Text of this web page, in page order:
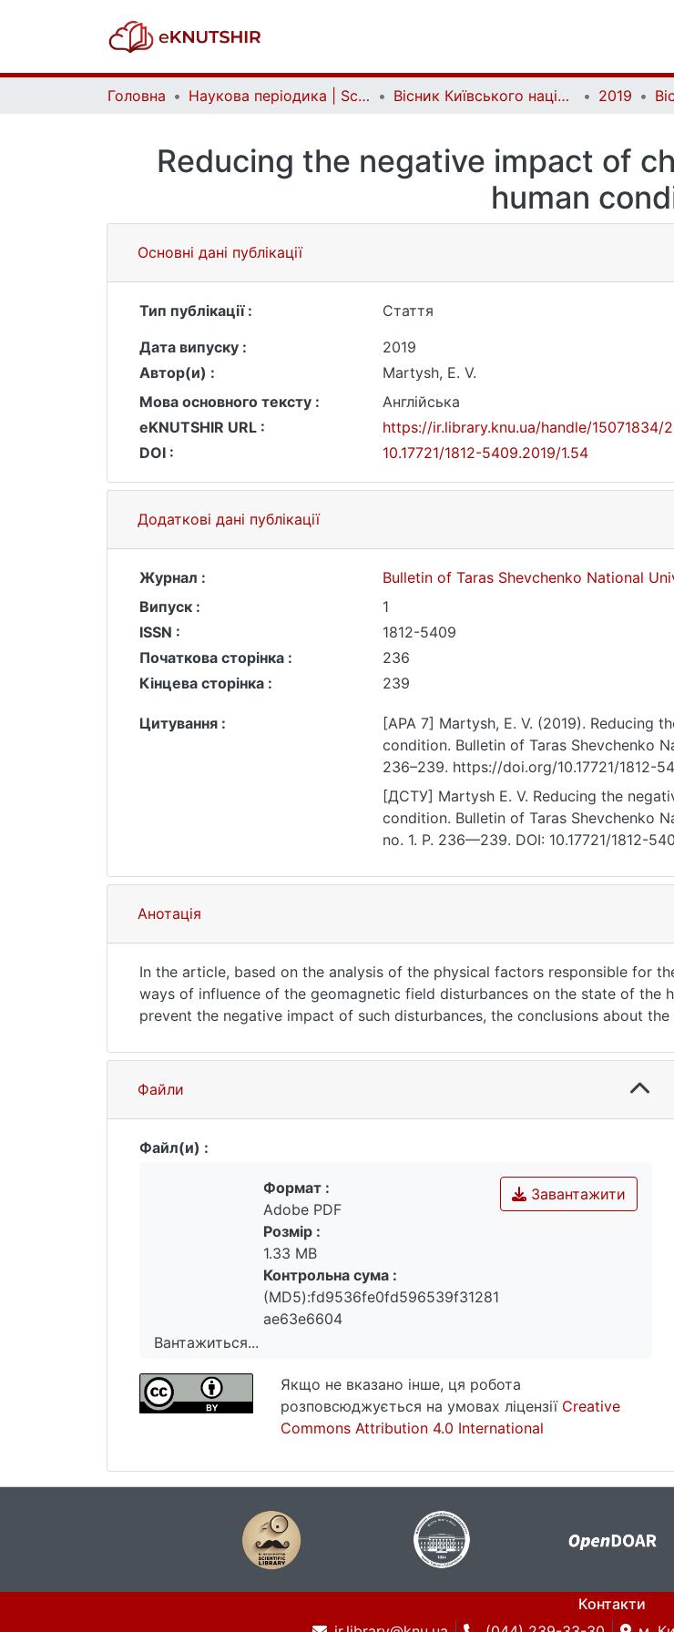
Головна Наукова періодика | Scientific periodicals Вісник Київського національного університету імені Тараса Шевченка. Фізико-математичні науки | Bulletin of Taras Shevchenko National University of Kyiv. Series: Physics and Mathematics 2019
Reducing the negative impact of
human
Основні дані публікації
Тип публікації :
Стаття
Дата випуску :
2019
Автор(и) :
Martysh, E. V.
Мова основного тексту :
Англійська
eKNUTSHIR URL :
https://ir.library.knu.ua/handle/15071834/
DOI :
10.17721/1812-5409.2019/1.54
Додаткові дані публікації
Журнал :
Bulletin of Taras Shevchenko National
Випуск :
1
ISSN :
1812-5409
Початкова сторінка :
236
Кінцева сторінка :
239
Цитування :
[APA 7] Martysh, E. V. (2019). Reducing
condition. Bulletin of Taras Shevchenko
236–239. https://doi.org/10.17721/1812-
[ДСТУ] Martysh E. V. Reducing the
condition. Bulletin of Taras Shevchenko
no. 1. P. 236—239. DOI: 10.17721/1812-
Анотація
In the article, based on the analysis of the physical factors responsible for
ways of influence of the geomagnetic field disturbances on the state of the
prevent the negative impact of such disturbances, the conclusions about
words: magnetic storms, acupuncture, plasma medicine.Pages of the article
Файли
Файл(и) :
Вантажиться...
Вантажиться...
Завантажити
Формат :
Adobe PDF
Розмір :
1.33 MB
Контрольна сума :
(MD5):fd9536fe0fd596539f31281
ae63e6604
Якщо не вказано інше, ця робота
розповсюджується на умовах ліцензії Creative
Commons Attribution 4.0 International
Контакти